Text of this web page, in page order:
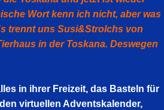
Wort kenn ich nicht, aber was
trennt uns Susi&Strolchs von
in der Toskana. Deswegen
in ihrer Freizeit, das Basteln für
virtuellen Adventskalender,